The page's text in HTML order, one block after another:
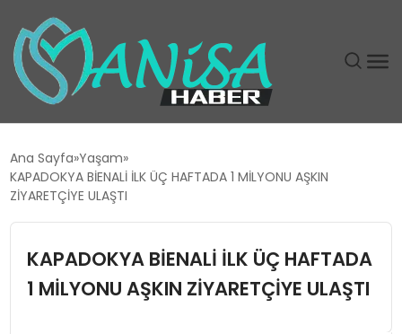
EĞITIM
GÜNDEM
Ana Sayfa Yaşam
KAPADOKYA BİENALİ İLK ÜÇ HAFTADA 1 MİLYONU AŞKIN
ZİYARETÇİYE ULAŞTI
KAPADOKYA BİENALİ İLK ÜÇ HAFTADA
1 MİLYONU AŞKIN ZİYARETÇİYE ULAŞTI